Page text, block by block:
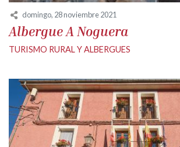
domingo, 28 noviembre 2021
Albergue A Noguera
TURISMO RURAL Y ALBERGUES